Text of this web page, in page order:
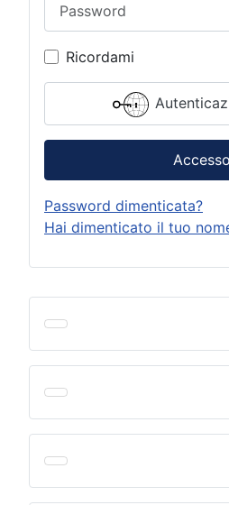
Ricordami
Accesso
Password dimenticata?
Hai dimenticato il tuo